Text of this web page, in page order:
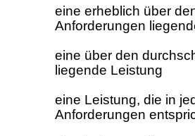
eine erheblich über
Anforderungen
eine über den
liegende Leistung
eine Leistung, die in
Anforderungen